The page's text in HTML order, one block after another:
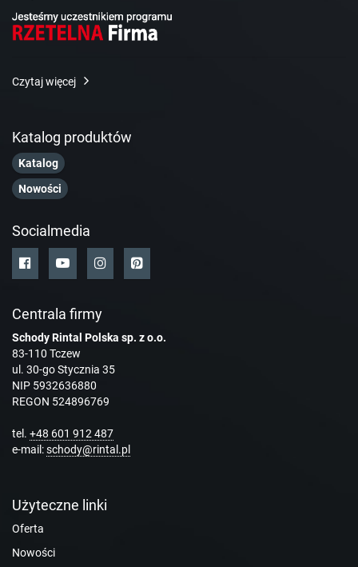
Czytaj więcej
Katalog produktów
Katalog
Nowości
Socialmedia
Centrala firmy
Schody Rintal Polska sp. z o.o.
83-110 Tczew
ul. 30-go Stycznia 35
NIP 5932636880
REGON 524896769
tel. +48 601 912 487
e-mail:schody@rintal.pl
Użyteczne linki
Oferta
Nowości